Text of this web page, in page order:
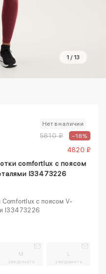
1 / 13
Нет в наличии
5810 ₽ –18%
4820 ₽
comfortlux с поясом
l33473226
с поясом V-
l33473226
M
уведомить
L
уведомить